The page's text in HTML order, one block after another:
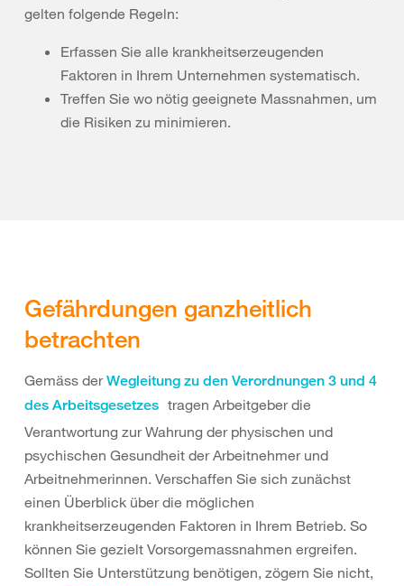
gelten folgende Regeln:
Erfassen Sie alle krankheitserzeugenden
Faktoren in Ihrem Unternehmen systematisch.
Treffen Sie wo nötig geeignete Massnahmen, um
die Risiken zu minimieren.
Gefährdungen ganzheitlich
betrachten
Gemäss derWegleitung zu den Verordnungen 3 und 4
des Arbeitsgesetzes tragen Arbeitgeber die
Verantwortung zur Wahrung der physischen und
psychischen Gesundheit der Arbeitnehmer und
Arbeitnehmerinnen. Verschaffen Sie sich zunächst
einen Überblick über die möglichen
krankheitserzeugenden Faktoren in Ihrem Betrieb. So
können Sie gezielt Vorsorgemassnahmen ergreifen.
Sollten Sie Unterstützung benötigen, zögern Sie nicht,